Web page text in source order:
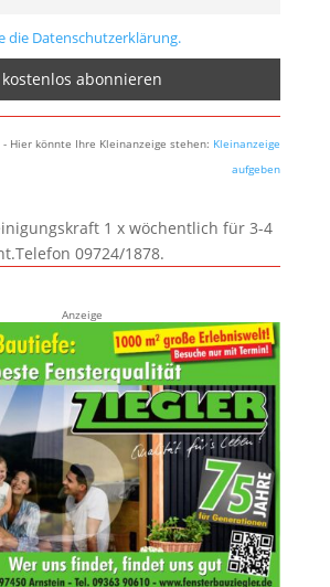
die Datenschutzerklärung.
- Hier könnte Ihre Kleinanzeige stehen: Kleinanzeige
aufgeben
1 x wöchentlich für 3-4
09724/1878.
Anzeige